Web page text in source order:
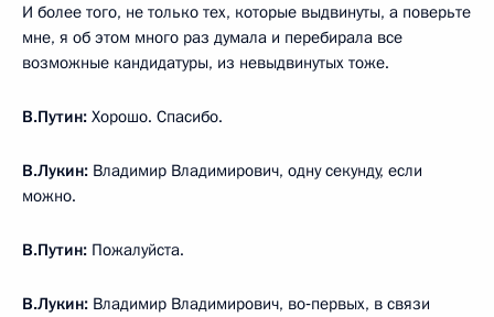
И более того, не только тех, которые выдвинуты, а поверьте
мне, я об этом много раз думала и перебирала все
возможные кандидатуры, из невыдвинутых тоже.
В.Путин: Хорошо. Спасибо.
В.Лукин: Владимир Владимирович, одну секунду, если
можно.
В.Путин: Пожалуйста.
В.Лукин: Владимир Владимирович, во‑первых, в связи